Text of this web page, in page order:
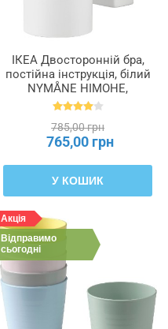
ІКЕА Двосторонній бра,
постійна інструкція, білий
NYMÅNE НІМОНЕ,
603.978.61
785,00 грн
765,00 грн
У КОШИК
Акція
Відправимо
сьогодні